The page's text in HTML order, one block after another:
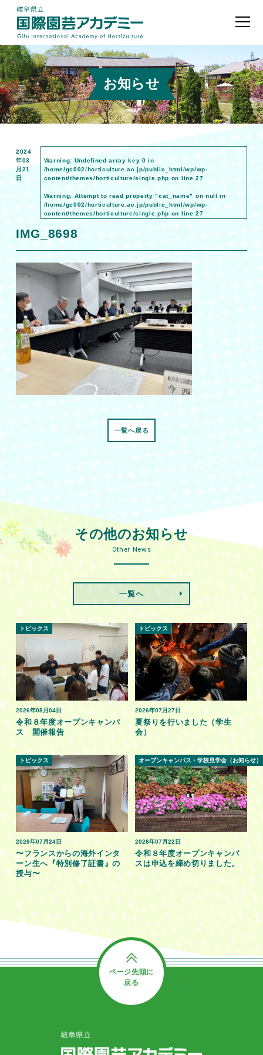
お知らせ
2024
年03
月21
日
Warning: Undefined array key 0 in
/home/gc002/horticulture.ac.jp/public_html/wp/wp-
content/themes/horticulture/single.php on line27
Warning: Attempt to read property "cat_name" on null in
/home/gc002/horticulture.ac.jp/public_html/wp/wp-
content/themes/horticulture/single.php on line27
IMG_8698
一覧へ戻る
その他のお知らせ
Other News
一覧へ
2026年08月04日
トピックス
令和８年度オープンキャンパ
ス 開催報告
2026年07月27日
トピックス
夏祭りを行いました（学生
会）
2026年07月24日
トピックス
〜フランスからの海外インタ
ーン生へ『特別修了証書』の
授与〜
2026年07月22日
オープンキャンパス・学校見学会（お知らせ）
令和８年度オープンキャンパ
スは申込を締め切りました。
ページ先頭に
戻る